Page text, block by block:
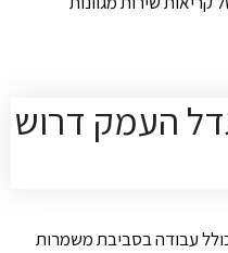
העמק דרוש
עבודה בסביבת משמרות